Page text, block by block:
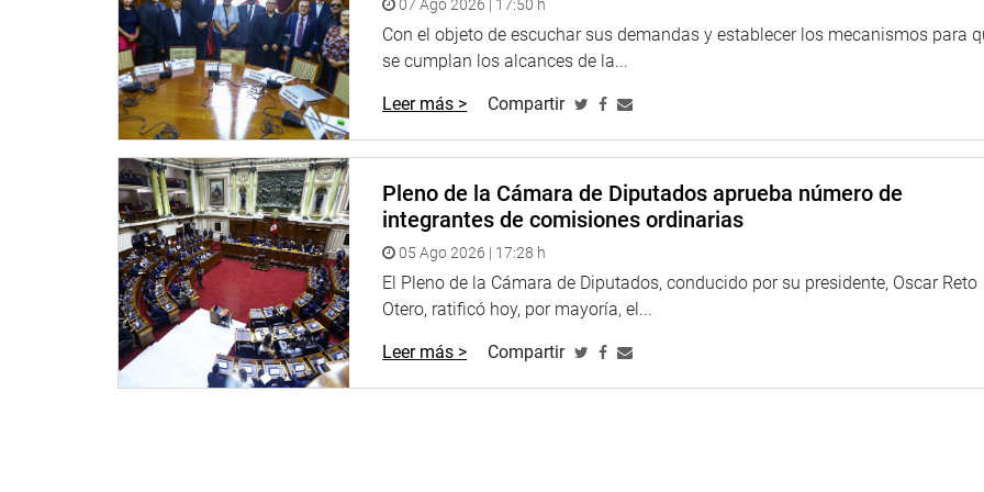
universitaria, ello sumado a que algunos malos empresarios han hecho negocio con la educación sin brindar
calidad educativa ni infraestructura.
“En Ayacucho existe la imperiosa necesidad de crear dos universidades”, señaló.
“En las provincias no ha llegado una adecuada oferta académica”, opinó por su parte la legisladora Elizabeth
Medina (PL), quien consideró que las universidades públicas que gozan de gran prestigio, como San Marcos,
pueden abrir filiales en provincias. “¿A qué padre no le gustaría que sus hijos estudien en sus localidades?”, se
preguntó.
Lima, 9 de diciembre de 2021
PRENSA-CONGRESO
07 Ago 2026 | 17:50 h
Con el objeto de escuchar sus demandas y establecer los mecanismos para
se cumplan los alcances de la...
Leer más > Compartir
Pleno de la Cámara de Diputados aprueba número de
integrantes de comisiones ordinarias
05 Ago 2026 | 17:28 h
El Pleno de la Cámara de Diputados, conducido por su presidente, Oscar Reto
Otero, ratificó hoy, por mayoría, el...
Leer más > Compartir